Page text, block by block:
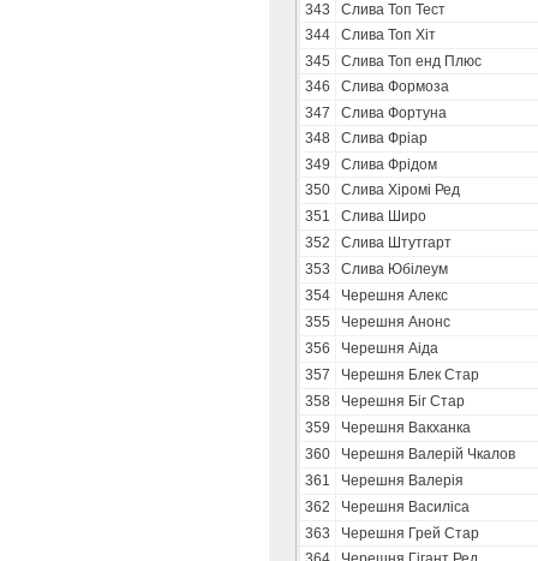
343
Слива Топ Тест
344
Слива Топ Хіт
345
Слива Топ енд Плюс
346
Слива Формоза
347
Слива Фортуна
348
Слива Фріар
349
Слива Фрідом
350
Слива Хіромі Ред
351
Слива Широ
352
Слива Штутгарт
353
Слива Юбілеум
354
Черешня Алекс
355
Черешня Анонс
356
Черешня Аіда
357
Черешня Блек Стар
358
Черешня Біг Стар
359
Черешня Вакханка
360
Черешня Валерій Чкалов
361
Черешня Валерія
362
Черешня Василіса
363
Черешня Грей Стар